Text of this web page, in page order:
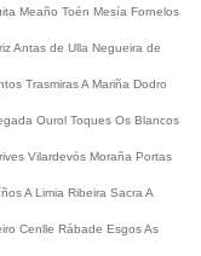
Meaño Toén Mesía Fornelos
Antas de Ulla Negueira de
TrasmirasA Mariña Dodro
Ourol Toques Os Blancos
Vilardevós Moraña Portas
A Limia Ribeira Sacra A
Cenlle Rábade EsgosAs